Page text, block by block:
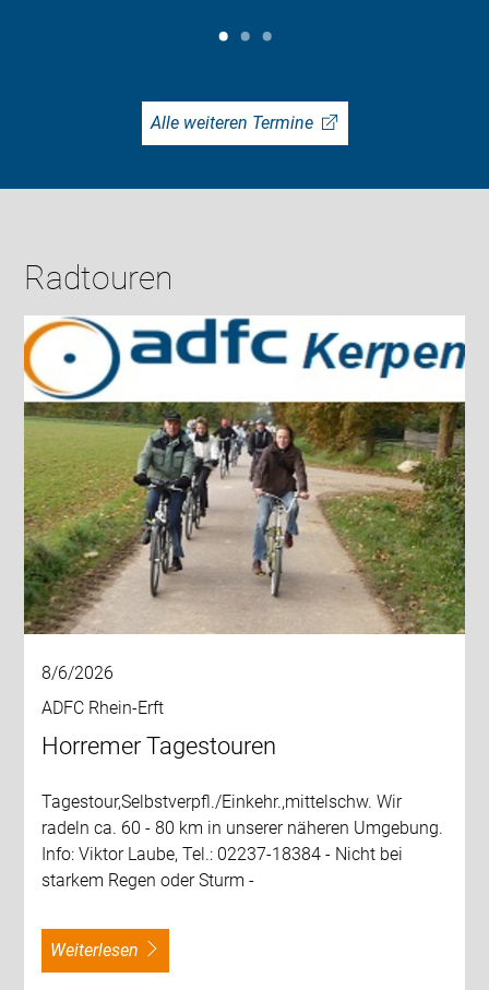
Alle weiteren Termine
Radtouren
8/6/2026
ADFC Rhein-Erft
Horremer Tagestouren
Tagestour,Selbstverpfl./Einkehr.,mittelschw. Wir
radeln ca. 60 - 80 km in unserer näheren Umgebung.
Info: Viktor Laube, Tel.: 02237-18384 - Nicht bei
starkem Regen oder Sturm -
weiterlesen